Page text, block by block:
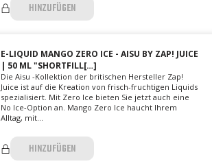
HINZUFÜGEN
E-LIQUID MANGO ZERO ICE - AISU BY ZAP! JUICE
| 50 ML "SHORTFILL[…]
Die Aisu -Kollektion der britischen Hersteller Zap!
Juice ist auf die Kreation von frisch-fruchtigen Liquids
spezialisiert. Mit Zero Ice bieten Sie jetzt auch eine
No Ice-Option an. Mango Zero Ice haucht Ihrem
Alltag, mit...
HINZUFÜGEN